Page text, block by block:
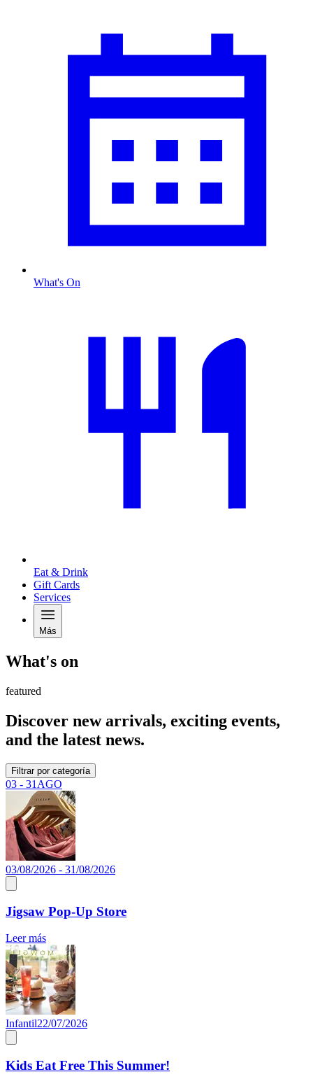
What's On
Eat & Drink
Gift Cards
Services
Más
What's on
featured
Discover new arrivals, exciting events,
and the latest news.
Filtrar por categoría
03 - 31 AGO
03/08/2026 - 31/08/2026
Jigsaw Pop-Up Store
Leer más
Infantil22/07/2026
Kids Eat Free This Summer!